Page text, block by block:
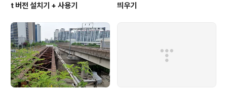
t 버전 설치기 + 사용기
띄우기